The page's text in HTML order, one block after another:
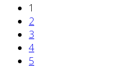
1
2
3
4
5